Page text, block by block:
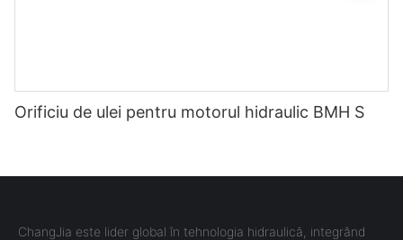
Orificiu de ulei pentru motorul hidraulic BMH S
ChangJia este lider global în tehnologia hidraulică, integrând